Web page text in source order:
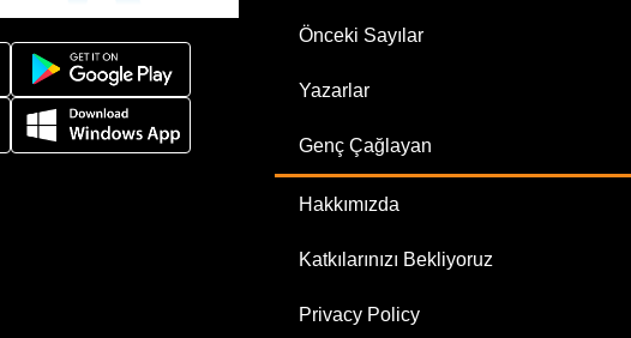
Önceki Sayılar
Yazarlar
Genç Çağlayan
Hakkımızda
Katkılarınızı Bekliyoruz
Privacy Policy